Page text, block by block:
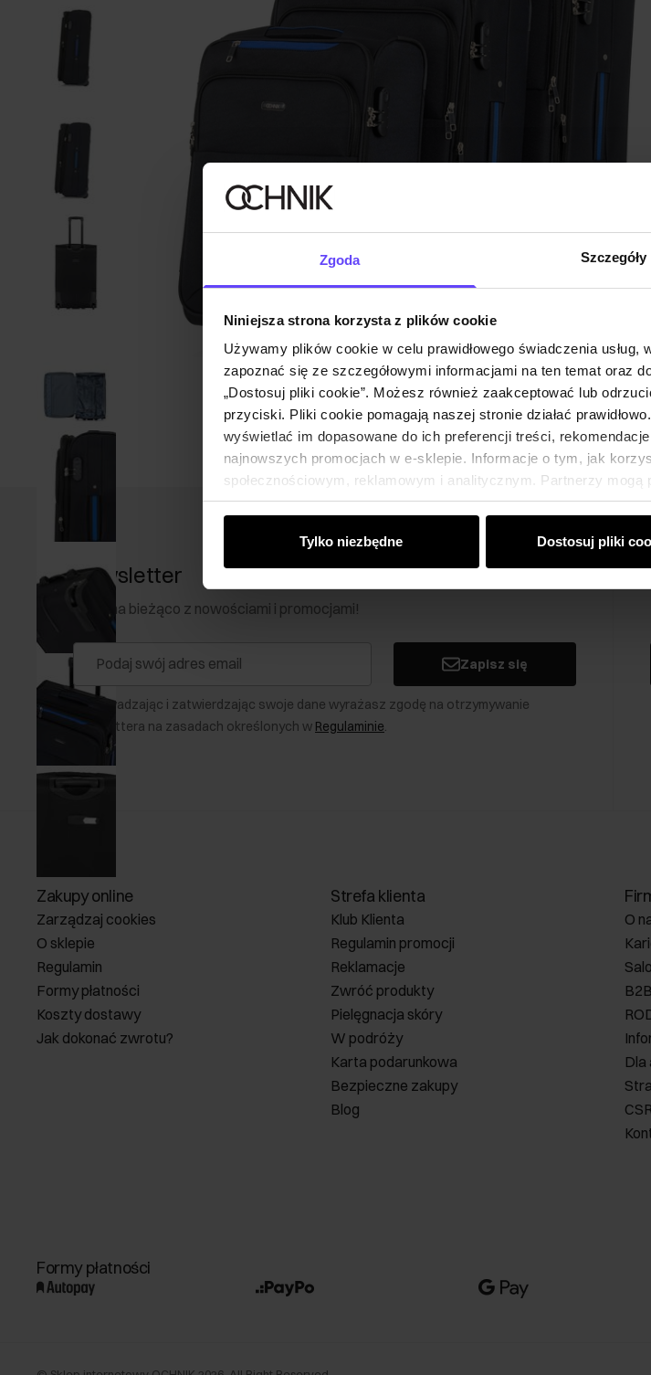
Zgoda Szczegóły
Niniejsza strona korzysta z plików cookie
Używamy plików cookie w celu prawidłowego świadczenia
zapoznać się ze szczegółowymi informacjami na ten temat oraz
„Dostosuj pliki cookie”. Możesz również zaakceptować lub
przyciski. Pliki cookie pomagają naszej stronie działać
wyświetlać im dopasowane do ich preferencji treści,
najnowszych promocjach w e-sklepie. Informacje o tym, jak
społecznościowym, reklamowym i analitycznym. Partnerzy
od Ciebie lub uzyskanymi podczas korzystania z ich usług.
Tylko niezbędne Dostosuj pliki
Newsletter
Bądź na bieżąco z nowościami i promocjami!
Zapisz się
Wprowadzając i zatwierdzając swoje dane wyrażasz zgodę na otrzymywanie
newslettera na zasadach określonych w Regulaminie.
Zakupy online
Zarządzaj cookies
O sklepie
Regulamin
Formy płatności
Koszty dostawy
Jak dokonać zwrotu?
Strefa klienta
Klub Klienta
Regulamin promocji
Reklamacje
Zwróć produkty
Pielęgnacja skóry
W podróży
Karta podarunkowa
Bezpieczne zakupy
Blog
O
Dla
CSR
Formy płatności